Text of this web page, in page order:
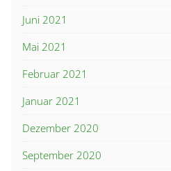
Juni 2021
Mai 2021
Februar 2021
Januar 2021
Dezember 2020
September 2020